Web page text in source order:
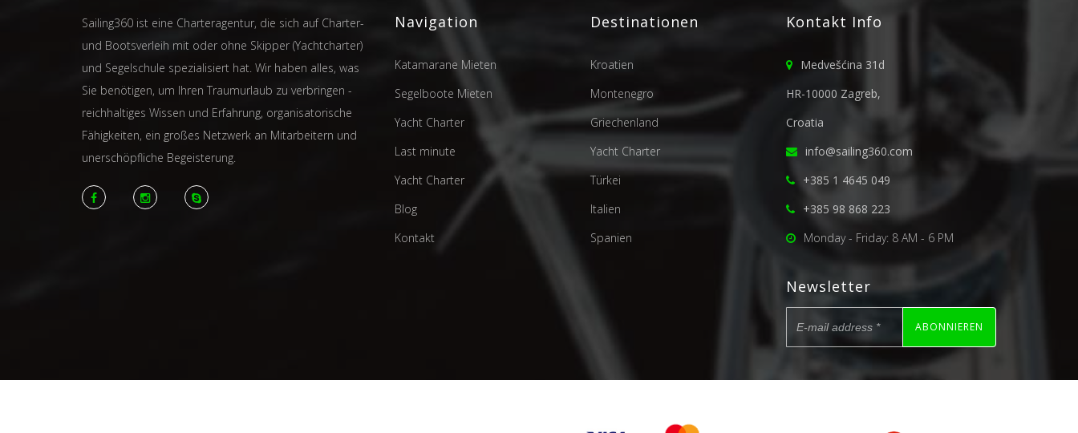
Sailing360 ist eine Charteragentur, die sich auf Charter-
und Bootsverleih mit oder ohne Skipper (Yachtcharter)
und Segelschule spezialisiert hat. Wir haben alles, was
Sie benötigen, um Ihren Traumurlaub zu verbringen -
reichhaltiges Wissen und Erfahrung, organisatorische
Fähigkeiten, ein großes Netzwerk an Mitarbeitern und
unerschöpfliche Begeisterung.
Navigation
Katamarane Mieten
Segelboote Mieten
Yacht Charter
Last minute
Yacht Charter
Blog
Kontakt
Destinationen
Kroatien
Montenegro
Griechenland
Yacht Charter
Türkei
Italien
Spanien
Kontakt Info
Medvešćina 31d
HR-10000 Zagreb,
Croatia
info@sailing360.com
+385 1 4645 049
+385 98 868 223
Monday - Friday: 8 AM - 6 PM
Newsletter
ABONNIEREN